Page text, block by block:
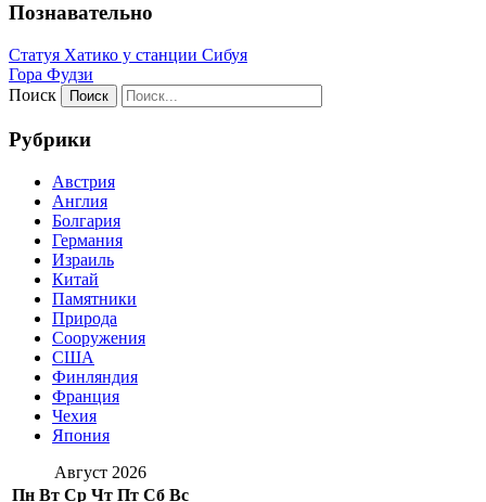
Познавательно
Статуя Хатико у станции Сибуя
Гора Фудзи
Поиск
Рубрики
Австрия
Англия
Болгария
Германия
Израиль
Китай
Памятники
Природа
Сооружения
США
Финляндия
Франция
Чехия
Япония
Август 2026
Пн Вт Ср Чт Пт Сб Вс